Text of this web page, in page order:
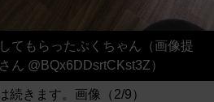
てもらったぷくちゃん（画像提
ん @BQx6DDsrtCKst3Z）
続きます。画像（2/9）